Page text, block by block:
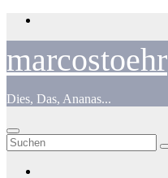
Zum
marcostoehr
Dies, Das, Ananas...